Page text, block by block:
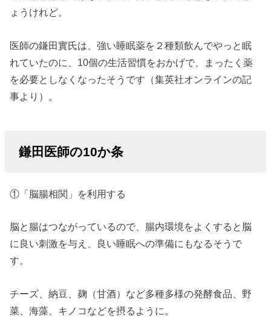
ょうけれど。
医師の鎌田實氏は、強い睡眠薬を２種類飲んでやっと眠
れていたのに、10個の生活習慣をおかげで、まったく薬
を必要としなくなったそうです（集英社オンラインの記
事より）。
鎌田医師の10か条
①「脳腸相関」を利用する
脳と腸はつながっているので、腸内環境をよくすると脳
に良い刺激を与え、良い睡眠への準備にもなるそうで
す。
チーズ、納豆、麹（甘酒）など多種多様の発酵食品、野
菜、海藻、キノコなどを摂るように。